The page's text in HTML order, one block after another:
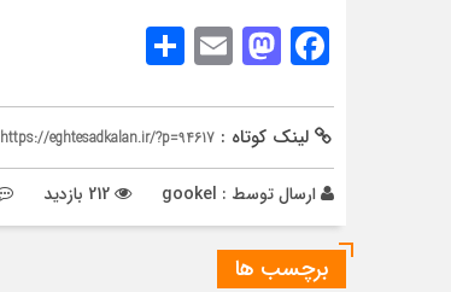
Facebook
Mastodon
Email
لینک کوتاه : https://eghtesadkalan.ir/?p=94617
ارسال توسط : gookel
برچسب ها